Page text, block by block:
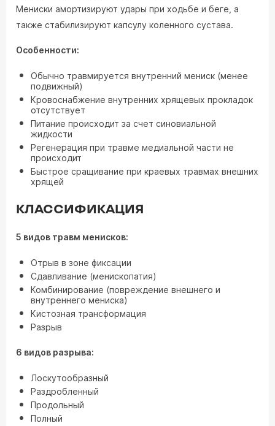
Мениски амортизируют удары при ходьбе и беге, а
также стабилизируют капсулу коленного сустава.
Особенности:
Обычно травмируется внутренний мениск (менее
подвижный)
Кровоснабжение внутренних хрящевых прокладок
отсутствует
Питание происходит за счет синовиальной
жидкости
Регенерация при травме медиальной части не
происходит
Быстрое сращивание при краевых травмах внешних
хрящей
КЛАССИФИКАЦИЯ
5 видов травм менисков:
Отрыв в зоне фиксации
Сдавливание (менископатия)
Комбинирование (повреждение внешнего и
внутреннего мениска)
Кистозная трансформация
Разрыв
6 видов разрыва:
Лоскутообразный
Раздробленный
Продольный
Полный